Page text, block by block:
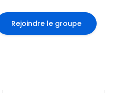
Rejoindre le groupe